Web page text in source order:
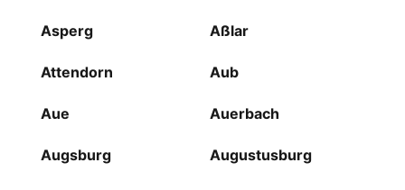
Asperg Aßlar
Attendorn Aub
Aue Auerbach
Augsburg Augustusburg